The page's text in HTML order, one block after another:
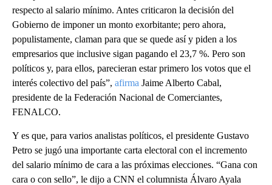
respecto al salario mínimo. Antes criticaron la decisión del
Gobierno de imponer un monto exorbitante; pero ahora,
populistamente, claman para que se quede así y piden a los
empresarios que inclusive sigan pagando el 23,7 %. Pero son
políticos y, para ellos, parecieran estar primero los votos que el
interés colectivo del país”, afirma Jaime Alberto Cabal,
presidente de la Federación Nacional de Comerciantes,
FENALCO.
Y es que, para varios analistas políticos, el presidente Gustavo
Petro se jugó una importante carta electoral con el incremento
del salario mínimo de cara a las próximas elecciones. “Gana con
cara o con sello”, le dijo a CNN el columnista Álvaro Ayala